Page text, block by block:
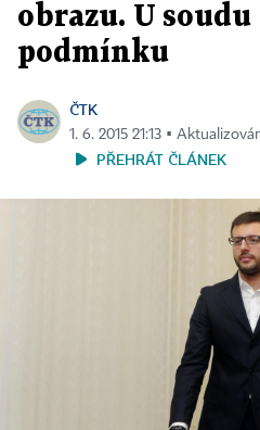
obrazu. U
podmínku
ČTK
1. 6. 2015 21:13 ▪
PŘEHRÁT ČLÁNEK